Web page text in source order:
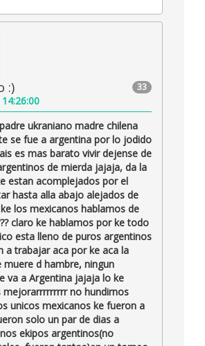
33
:)
ukraniano madre chilena
se fue a argentina por lo jodido
es mas barato vivir dejense de
de mierda jajaja, da la
estan acomplejados por el
hasta alla abajo alejados de
los mexicanos hablamos de
claro ke hablamos por ke todo
esta lleno de puros argentinos
a trabajar aca por ke aca la
muere d hambre, ningun
va a Argentina jajaja lo ke
mejorarrrrrrrrr no hundirnos
unicos mexicanos ke fueron a
solo un par de dias a
ekipos argentinos(no